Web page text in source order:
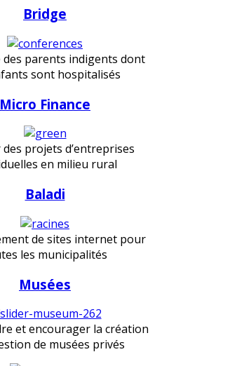
Bridge
des parents indigents dont
sont hospitalisés
Micro Finance
des projets d’entreprises
en milieu rural
Baladi
de sites internet pour
les municipalités
Musées
et encourager la création
de musées privés